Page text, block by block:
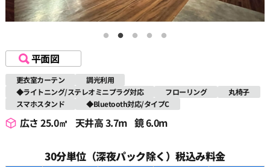
平面図
更衣室カーテン
調光利用
◆ライトニング/ステレオミニプラグ対応
フローリング
丸椅子
スマホスタンド
◆Bluetooth対応/タイプC
広さ 25.0㎡ 天井高 3.7m 鏡 6.0m
30分単位（深夜パック除く）税込み料金